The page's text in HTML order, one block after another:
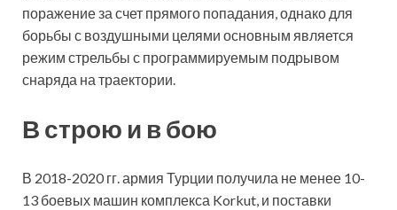
поражение за счет прямого попадания, однако для
борьбы с воздушными целями основным является
режим стрельбы с программируемым подрывом
снаряда на траектории.
В строю и в бою
В 2018-2020 гг. армия Турции получила не менее 10-
13 боевых машин комплекса Korkut, и поставки